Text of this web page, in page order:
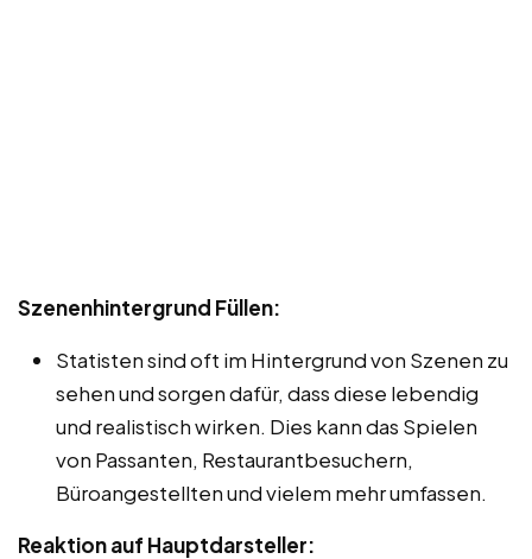
Szenenhintergrund Füllen:
Statisten sind oft im Hintergrund von Szenen zu
sehen und sorgen dafür, dass diese lebendig
und realistisch wirken. Dies kann das Spielen
von Passanten, Restaurantbesuchern,
Büroangestellten und vielem mehr umfassen.
Reaktion auf Hauptdarsteller: